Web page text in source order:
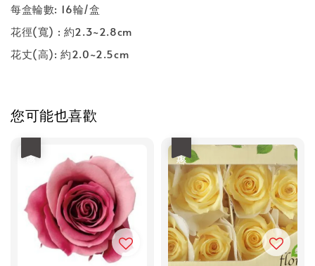
每盒輪數: 16輪/盒
花徑(寬) : 約2.3~2.8cm
花丈(高): 約2.0~2.5cm
您可能也喜歡